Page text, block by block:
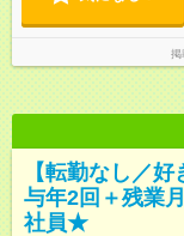
時 ※勤務時間は店
時00分～17
掲
【転勤なし／
与年2回＋残業
社員★